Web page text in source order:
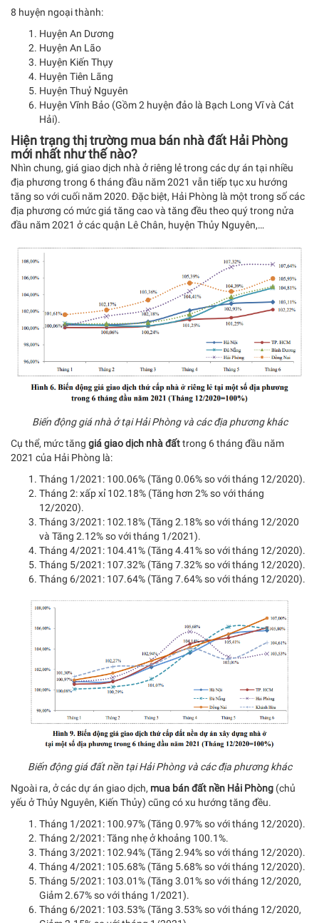
8 huyện ngoại thành:
Huyện An Dương
Huyện An Lão
Huyện Kiến Thụy
Huyện Tiên Lãng
Huyện Thuỷ Nguyên
Huyện Vĩnh Bảo (Gồm 2 huyện đảo là Bạch Long Vĩ và Cát
Hải).
Hiện trạng thị trường mua bán nhà đất Hải Phòng
mới nhất như thế nào?
Nhìn chung, giá giao dịch nhà ở riêng lẻ trong các dự án tại nhiều
địa phương trong 6 tháng đầu năm 2021 vẫn tiếp tục xu hướng
tăng so với cuối năm 2020. Đặc biệt, Hải Phòng là một trong số các
địa phương có mức giá tăng cao và tăng đều theo quý trong nửa
đầu năm 2021 ở các quận Lê Chân, huyện Thủy Nguyên,…
Biến động giá nhà ở tại Hải Phòng và các địa phương khác
Cụ thể, mức tăng giá giao dịch nhà đấttrong 6 tháng đầu năm
2021 của Hải Phòng là:
Tháng 1/2021: 100.06% (Tăng 0.06% so với tháng 12/2020).
Tháng 2: xấp xỉ 102.18% (Tăng hơn 2% so với tháng
12/2020).
Tháng 3/2021: 102.18% (Tăng 2.18% so với tháng 12/2020
và Tăng 2.12% so với tháng 1/2021).
Tháng 4/2021: 104.41% (Tăng 4.41% so với tháng 12/2020).
Tháng 5/2021: 107.32% (Tăng 7.32% so với tháng 12/2020).
Tháng 6/2021: 107.64% (Tăng 7.64% so với tháng 12/2020).
Biến động giá đất nền tại Hải Phòng và các địa phương khác
Ngoài ra, ở các dự án giao dịch, mua bán đất nền Hải Phòng (chủ
yếu ở Thủy Nguyên, Kiến Thủy) cũng có xu hướng tăng đều.
Tháng 1/2021: 100.97% (Tăng 0.97% so với tháng 12/2020).
Tháng 2/2021: Tăng nhẹ ở khoảng 100.1%.
Tháng 3/2021: 102.94% (Tăng 2.94% so với tháng 12/2020).
Tháng 4/2021: 105.68% (Tăng 5.68% so với tháng 12/2020).
Tháng 5/2021: 103.01% (Tăng 3.01% so với tháng 12/2020,
Giảm 2.67% so với tháng 1/2021).
Tháng 6/2021: 103.53% (Tăng 3.53% so với tháng 12/2020,